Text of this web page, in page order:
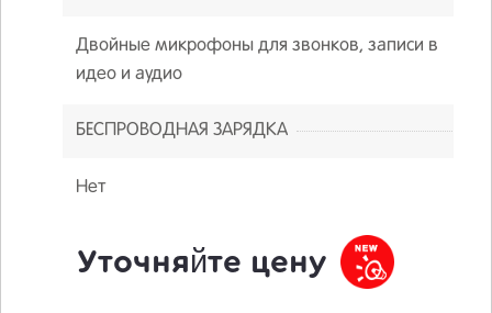
Уточняйте цену
Двойные микрофоны для звонков, записи в
идео и аудио
БЕСПРОВОДНАЯ ЗАРЯДКА
Нет